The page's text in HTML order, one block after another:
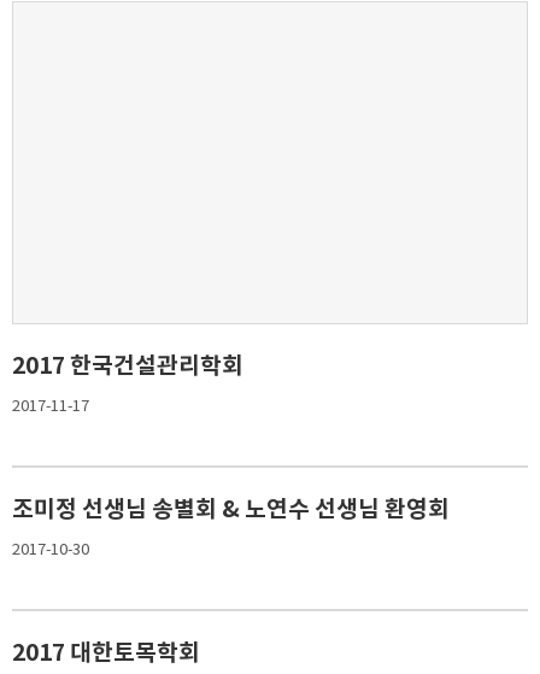
2017 한국건설관리학회
2017-11-17
조미정 선생님 송별회 & 노연수 선생님 환영회
2017-10-30
2017 대한토목학회